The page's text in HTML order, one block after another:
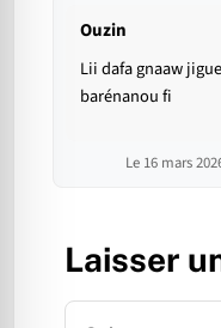
Ouzin
Lii dafa gnaaw
barénanou fi
Le 16 mars
Laisser
Commentaire